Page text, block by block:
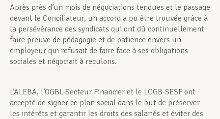
Après près d’un mois de négociations tendues et le passage
devant le Conciliateur, un accord a pu être trouvée grâce à
la persévérance des syndicats qui ont dû continuellement
faire preuve de pédagogie et de patience envers un
employeur qui refusait de faire face à ses obligations
sociales et négociait à reculons.
L’ALEBA, l’OGBL-Secteur Financier et le LCGB-SESF ont
accepté de signer ce plan social dans le but de préserver
les intérêts et garantir les droits des salariés et éviter des